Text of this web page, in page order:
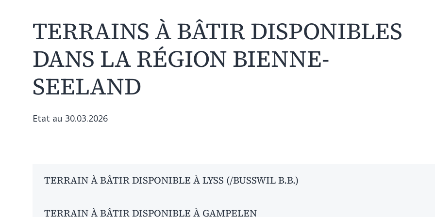
TERRAINS À BÂTIR DISPONIBLES
DANS LA RÉGION BIENNE-
SEELAND
Etat au 30.03.2026
TERRAIN À BÂTIR DISPONIBLE À LYSS (/BUSSWIL B.B.)
TERRAIN À BÂTIR DISPONIBLE À GAMPELEN